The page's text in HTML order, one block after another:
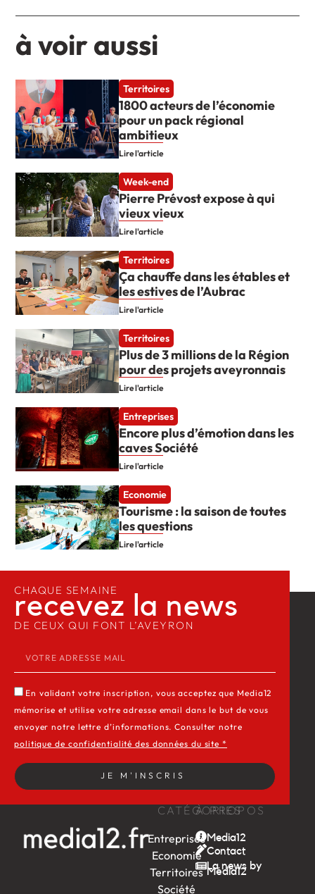
à voir aussi
Territoires
1800 acteurs de l’économie
pour un pack régional
ambitieux
Lire l'article
Week-end
Pierre Prévost expose à qui
vieux vieux
Lire l'article
Territoires
Ça chauffe dans les étables et
les estives de l’Aubrac
Lire l'article
Territoires
Plus de 3 millions de la Région
pour des projets aveyronnais
Lire l'article
Entreprises
Encore plus d’émotion dans les
caves Société
Lire l'article
Economie
Tourisme : la saison de toutes
les questions
Lire l'article
CATÉGORIES
Entreprises
Economie
Territoires
Société
À PROPOS
Media12
Contact
La news by
Média12
CHAQUE SEMAINE
recevez la news​
DE CEUX QUI FONT L’AVEYRON
En validant votre inscription, vous acceptez que Media12
mémorise et utilise votre adresse email dans le but de vous
envoyer notre lettre d’informations. Consulter notre
politique de confidentialité des données du site *
JE M'INSCRIS